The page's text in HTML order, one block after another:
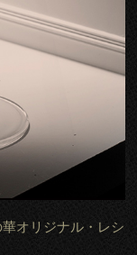
オリジナル・レシ